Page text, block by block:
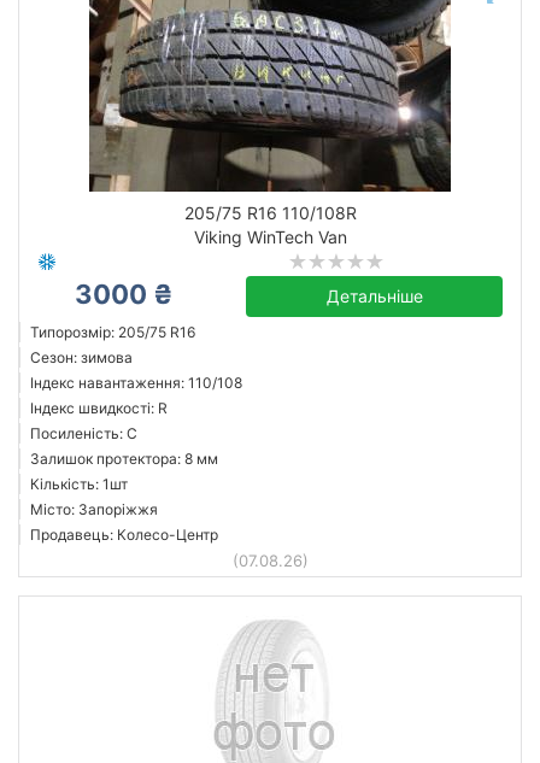
205/75 R16 110/108R
Viking WinTech Van
3000 ₴ Детальніше
Типорозмір: 205/75 R16
Сезон: зимова
Індекс навантаження: 110/108
Індекс швидкості: R
Посиленість: C
Залишок протектора: 8 мм
Кількість: 1шт
Місто: Запоріжжя
Продавець: Колесо-Центр
(07.08.26)